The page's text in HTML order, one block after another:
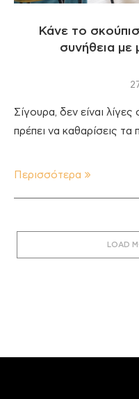
Κάνε το
συνήθεια
Σίγουρα, δεν είναι
πρέπει να καθαρίσεις
Περισσότερα
LOAD